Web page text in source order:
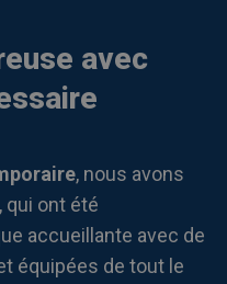
avec
, nous avons
, qui ont été
accueillante avec de
équipées de tout le